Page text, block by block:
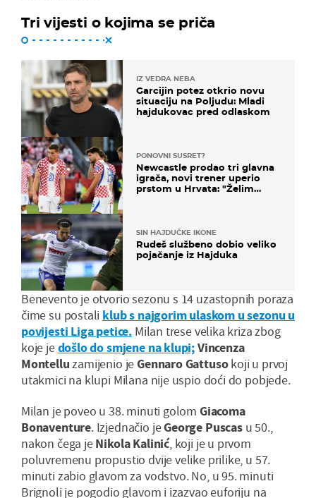
Tri vijesti o kojima se priča
IZ VEDRA NEBA
Garcijin potez otkrio novu
situaciju na Poljudu: Mladi
hajdukovac pred odlaskom
PONOVNI SUSRET?
Newcastle prodao tri glavna
igrača, novi trener uperio
prstom u Hrvata: "Želim
SIN HAJDUČKE IKONE
Rudeš službeno dobio veliko
pojačanje iz Hajduka
Benevento je otvorio sezonu s 14 uzastopnih poraza
čime su postali klub s najgorim ulaskom u sezonu u
povijesti Liga petice. Milan trese velika kriza zbog
koje jedošlo do smjene na klupi;Vincenza
Montelluzamijenio jeGennaro Gattusokoji u prvoj
utakmici na klupi Milana nije uspio doći do pobjede.
Milan je poveo u 38. minuti golom Giacoma
Bonaventure. Izjednačio jeGeorge Puscasu 50.,
nakon čega jeNikola Kalinić, koji je u prvom
poluvremenu propustio dvije velike prilike, u 57.
minuti zabio glavom za vodstvo. No, u 95. minuti
Brignoli je pogodio glavom i izazvao euforiju na